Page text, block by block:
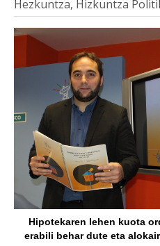
Hezkuntza, Hizkuntza
Hipotekaren lehen kuota
erabili behar dute eta